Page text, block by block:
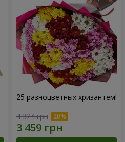
25 разноцветных хризантем!
4 324 грн